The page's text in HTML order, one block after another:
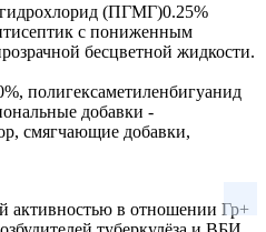
(ПГМГ)0.25%
с пониженным
бесцветной жидкости.
полигексаметиленбигуанид
добавки -
смягчающие добавки,
активностью в отношении Гр+